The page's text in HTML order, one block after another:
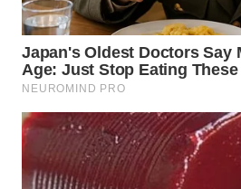
WN
BENGKULU
WN
LAMPUNG
JATENG